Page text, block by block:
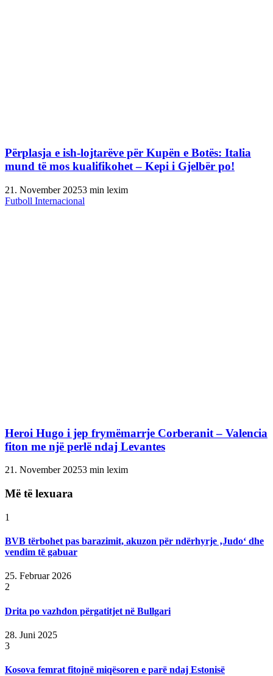
Përplasja e ish-lojtarëve për Kupën e Botës: Italia
mund të mos kualifikohet – Kepi i Gjelbër po!
21. November 20253 min lexim
Futboll Internacional
Heroi Hugo i jep frymëmarrje Corberanit – Valencia
fiton me një perlë ndaj Levantes
21. November 20253 min lexim
Më të lexuara
1
BVB tërbohet pas barazimit, akuzon për ndërhyrje ‚Judo‘ dhe
vendim të gabuar
25. Februar 2026
2
Drita po vazhdon përgatitjet në Bullgari
28. Juni 2025
3
Kosova femrat fitojnë miqësoren e parë ndaj Estonisë